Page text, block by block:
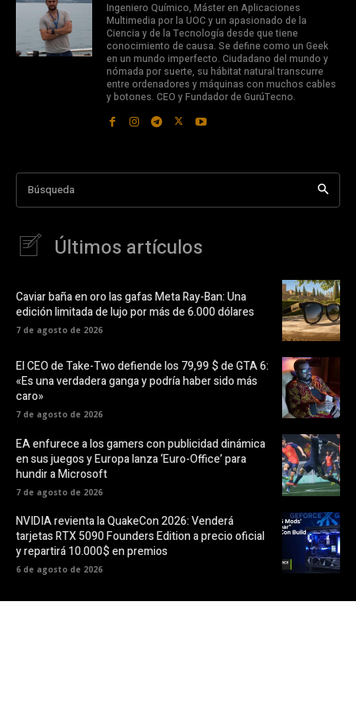
Ingeniero Químico, Máster en Aplicaciones
Multimedia por la UOC y un apasionado de la
Ciencia y de la Tecnología desde que tiene
conocimiento de causa. Se define como un Geek
en un mundo imperfecto. Ciudadano del mundo y
nómada por suerte, su hábitat natural transcurre
entre ordenadores y máquinas con muchos cables
y botones. CEO y Fundador de GurúTecno.
Búsqueda
Últimos artículos
Caviar baña en oro las gafas Meta Ray-Ban: Una
edición limitada de lujo por más de 6.000 dólares
7 de agosto de 2026
El CEO de Take-Two defiende los 79,99 $ de GTA 6:
«Es una verdadera ganga y podría haber sido más
caro»
7 de agosto de 2026
EA enfurece a los gamers con publicidad dinámica
en sus juegos y Europa lanza ‘Euro-Office’ para
hundir a Microsoft
7 de agosto de 2026
NVIDIA revienta la QuakeCon 2026: Venderá
tarjetas RTX 5090 Founders Edition a precio oficial
y repartirá 10.000$ en premios
6 de agosto de 2026